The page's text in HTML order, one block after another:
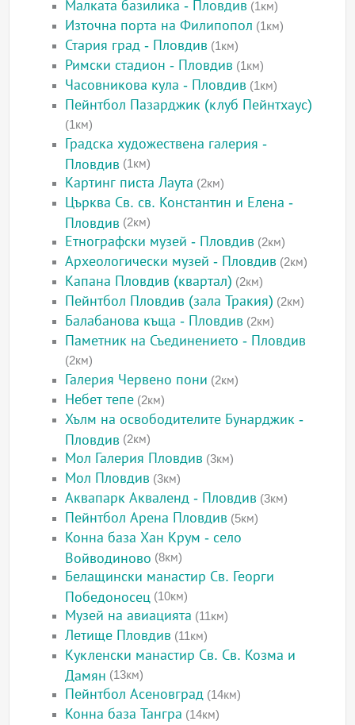
Малката базилика - Пловдив (1км)
Източна порта на Филипопол (1км)
Стария град - Пловдив (1км)
Римски стадион - Пловдив (1км)
Часовникова кула - Пловдив (1км)
Пейнтбол Пазарджик (клуб Пейнтхаус)
(1км)
Градска художествена галерия -
Пловдив (1км)
Картинг писта Лаута (2км)
Църква Св. св. Константин и Елена -
Пловдив (2км)
Етнографски музей - Пловдив (2км)
Археологически музей - Пловдив (2км)
Капана Пловдив (квартал) (2км)
Пейнтбол Пловдив (зала Тракия) (2км)
Балабанова къща - Пловдив (2км)
Паметник на Съединението - Пловдив
(2км)
Галерия Червено пони (2км)
Небет тепе (2км)
Хълм на освободителите Бунарджик -
Пловдив (2км)
Мол Галерия Пловдив (3км)
Мол Пловдив (3км)
Аквапарк Акваленд - Пловдив (3км)
Пейнтбол Арена Пловдив (5км)
Конна база Хан Крум - село
Войводиново (8км)
Белащински манастир Св. Георги
Победоносец (10км)
Музей на авиацията (11км)
Летище Пловдив (11км)
Кукленски манастир Св. Св. Козма и
Дамян (13км)
Пейнтбол Асеновград (14км)
Конна база Тангра (14км)